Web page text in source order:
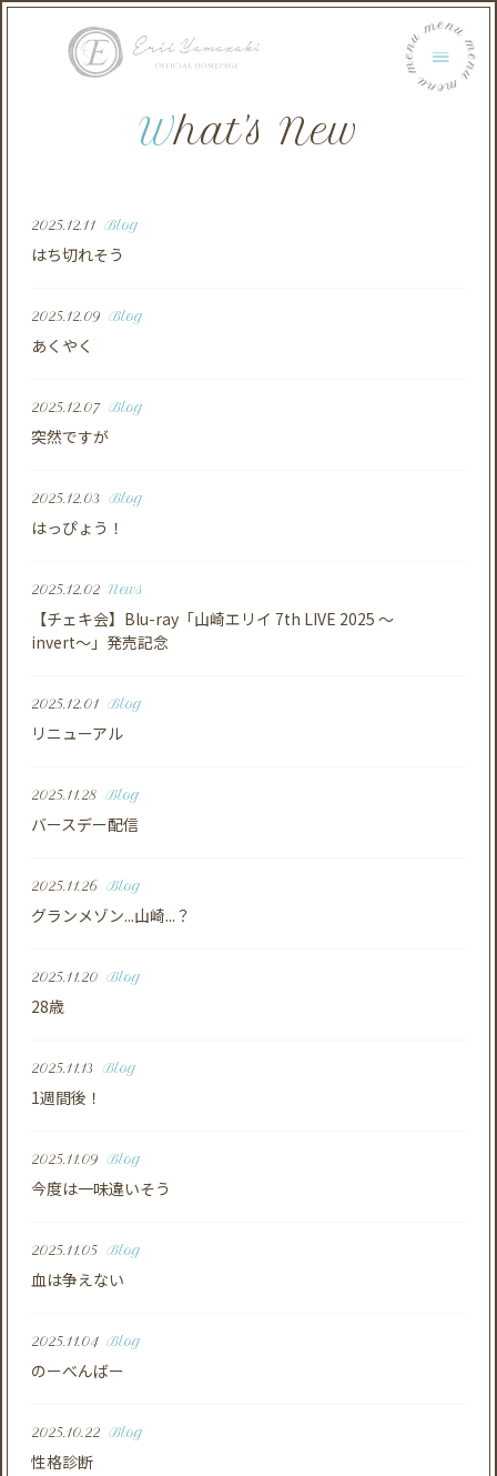
menu menu menu menu menu menu
What's New
2025.12.11 Blog
はち切れそう
2025.12.09 Blog
あくやく
2025.12.07 Blog
突然ですが
2025.12.03 Blog
はっぴょう！
2025.12.02 News
【チェキ会】Blu-ray「山崎エリイ 7th LIVE 2025 ～
invert〜」発売記念
2025.12.01 Blog
リニューアル
2025.11.28 Blog
バースデー配信
2025.11.26 Blog
グランメゾン...山崎...？
2025.11.20 Blog
28歳
2025.11.13 Blog
1週間後！
2025.11.09 Blog
今度は一味違いそう
2025.11.05 Blog
血は争えない
2025.11.04 Blog
のーべんばー
2025.10.22 Blog
性格診断